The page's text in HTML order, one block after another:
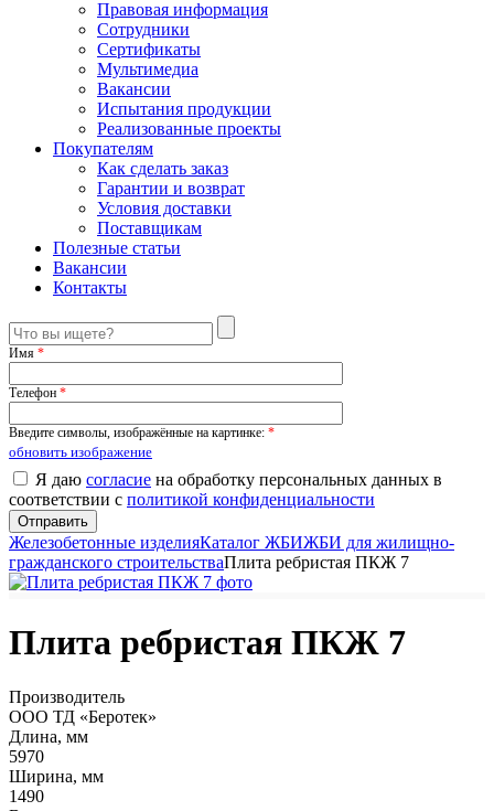
Правовая информация
Сотрудники
Сертификаты
Мультимедиа
Вакансии
Испытания продукции
Реализованные проекты
Покупателям
Как сделать заказ
Гарантии и возврат
Условия доставки
Поставщикам
Полезные статьи
Вакансии
Контакты
Имя *
Телефон *
Введите символы, изображённые на картинке: *
обновить изображение
Я даю согласие на обработку персональных данных в
соответствии с политикой конфиденциальности
Железобетонные изделияКаталог ЖБИЖБИ для жилищно-
гражданского строительстваПлита ребристая ПКЖ 7
Плита ребристая ПКЖ 7
Производитель
ООО ТД «Беротек»
Длина, мм
5970
Ширина, мм
1490